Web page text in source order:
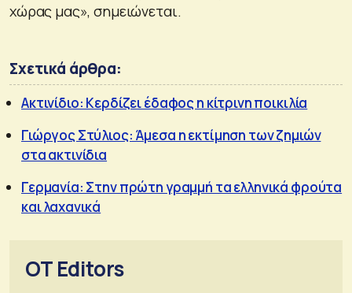
χώρας μας», σημειώνεται.
Σχετικά άρθρα:
Ακτινίδιο: Κερδίζει έδαφος η κίτρινη ποικιλία
Γιώργος Στύλιος: Άμεσα η εκτίμηση των ζημιών
στα ακτινίδια
Γερμανία: Στην πρώτη γραμμή τα ελληνικά φρούτα
και λαχανικά
OT Editors